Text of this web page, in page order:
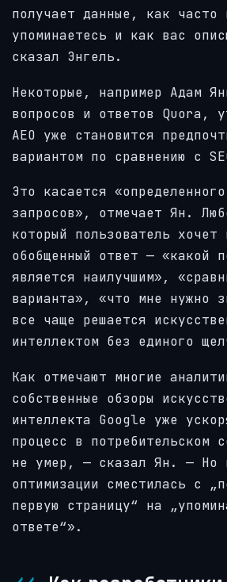
получает данные, как часто
упоминаетесь и как вас
сказал Энгель.
Некоторые, например Адам
вопросов и ответов Quora,
AEO уже становится
вариантом по сравнению с
Это касается
запросов», отмечает Ян.
который пользователь хочет
обобщенный ответ — «какой
является наилучшим»,
варианта», «что мне нужно
все чаще решается
интеллектом без единого
Как отмечают многие
собственные обзоры
интеллекта Google уже
процесс в потребительском
не умер, — сказал Ян. — Но
оптимизации сместилась с
первую страницу“ на
ответе“».